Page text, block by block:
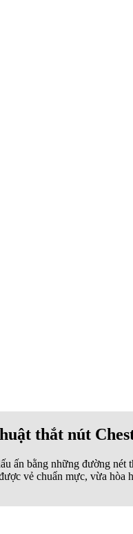
thắt nút
ấn bằng những đường nét
vẻ chuẩn mực, vừa hòa